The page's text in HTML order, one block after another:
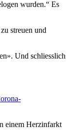
wurden.“ Es
streuen und
Und schliesslich
einem Herzinfarkt